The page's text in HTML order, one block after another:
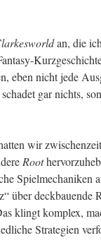
an, die
eben nicht jede
gar nichts,
wir
Root
Spiel­me­cha­ni­ken
über deck­bau­en­de
klingt kom­plex,
Stra­te­gien